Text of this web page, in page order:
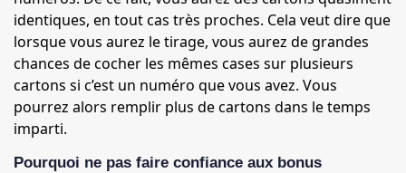
identiques, en tout cas très proches. Cela veut dire que
lorsque vous aurez le tirage, vous aurez de grandes
chances de cocher les mêmes cases sur plusieurs
cartons si c’est un numéro que vous avez. Vous
pourrez alors remplir plus de cartons dans le temps
imparti.
Pourquoi ne pas faire confiance aux bonus